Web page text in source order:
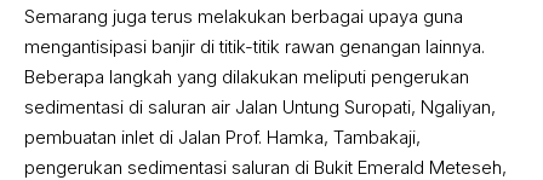
Semarang juga terus melakukan berbagai upaya guna
mengantisipasi banjir di titik-titik rawan genangan lainnya.
Beberapa langkah yang dilakukan meliputi pengerukan
sedimentasi di saluran air Jalan Untung Suropati, Ngaliyan,
pembuatan inlet di Jalan Prof. Hamka, Tambakaji,
pengerukan sedimentasi saluran di Bukit Emerald Meteseh,